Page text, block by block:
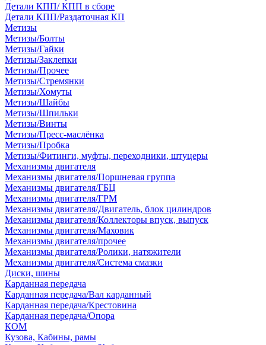
Детали КПП/ КПП в сборе
Детали КПП/Раздаточная КП
Метизы
Метизы/Болты
Метизы/Гайки
Метизы/Заклепки
Метизы/Прочее
Метизы/Стремянки
Метизы/Хомуты
Метизы/Шайбы
Метизы/Шпильки
Метизы/Винты
Метизы/Пресс-маслёнка
Метизы/Пробка
Метизы/Фитинги, муфты, переходники, штуцеры
Механизмы двигателя
Механизмы двигателя/Поршневая группа
Механизмы двигателя/ГБЦ
Механизмы двигателя/ГРМ
Механизмы двигателя/Двигатель, блок цилиндров
Механизмы двигателя/Коллекторы впуск, выпуск
Механизмы двигателя/Маховик
Механизмы двигателя/прочее
Механизмы двигателя/Ролики, натяжители
Механизмы двигателя/Система смазки
Диски, шины
Карданная передача
Карданная передача/Вал карданный
Карданная передача/Крестовина
Карданная передача/Опора
КОМ
Кузова, Кабины, рамы